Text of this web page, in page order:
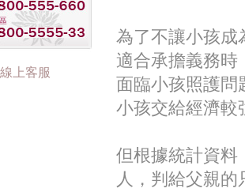
為了不讓小孩成
適合承擔義務時
面臨小孩照護問
小孩交給經濟
但根據統計資料
人，判給父親